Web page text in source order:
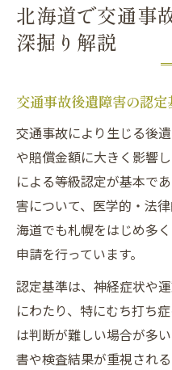
むち打ち症など
可能性
行政サービスを
ポート
後遺障害に悩む方
交通事故後の弁
有効な理由
むち打ちなど後
る方法
被害者サポート
紹介
交通事故被害
れとは
後遺障害認定で
北海道で交通事
深掘り解説
交通事故後遺障害の認
交通事故により生じる後
や賠償金額に大きく影響
による等級認定が基本で
害について、医学的・法
海道でも札幌をはじめ多
申請を行っています。
認定基準は、神経症状や
にわたり、特にむち打ち
は判断が難しい場合が多
書や検査結果が重視され